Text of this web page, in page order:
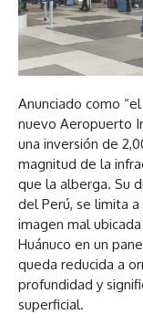
Anunciado como
nuevo Aeropuerto
una inversión de
magnitud de la
que la alberga. Su
del Perú, se limita
imagen mal
Huánuco en un
queda reducida a
profundidad y
superficial.